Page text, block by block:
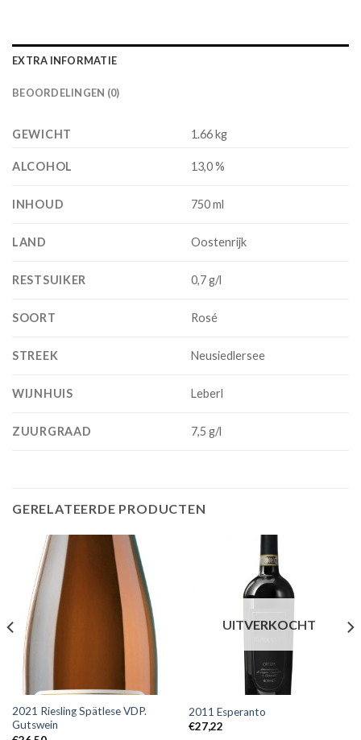
EXTRA INFORMATIE
BEOORDELINGEN (0)
GEWICHT 1.66 kg
ALCOHOL 13,0 %
INHOUD 750 ml
LAND Oostenrijk
RESTSUIKER 0,7 g/l
SOORT Rosé
STREEK Neusiedlersee
WIJNHUIS Leberl
ZUURGRAAD 7,5 g/l
GERELATEERDE PRODUCTEN
2021 Riesling Spätlese VDP.
Gutswein
UITVERKOCHT
2011 Esperanto
€27,22